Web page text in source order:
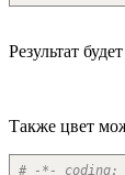
Результат
Также цвет
# -*-